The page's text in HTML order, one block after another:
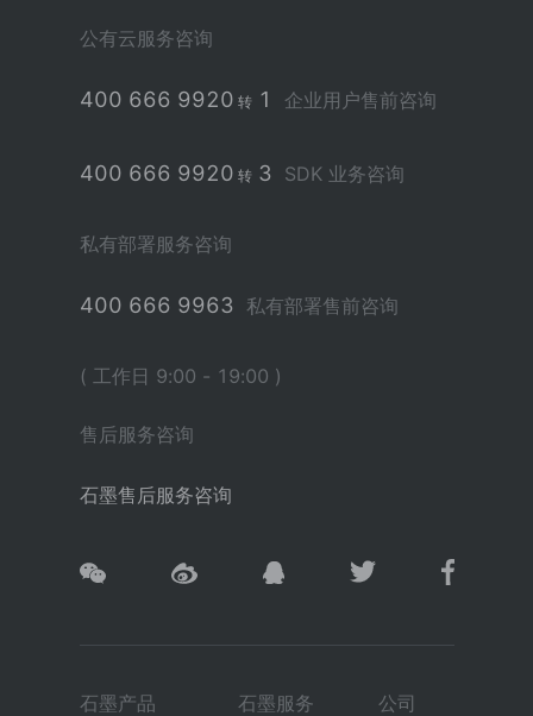
公有云服务咨询
400 666 9920 转1 企业用户售前咨询
400 666 9920 转3 SDK 业务咨询
私有部署服务咨询
400 666 9963 私有部署售前咨询
( 工作日 9:00 - 19:00 )
售后服务咨询
石墨售后服务咨询
石墨产品
石墨服务
公司